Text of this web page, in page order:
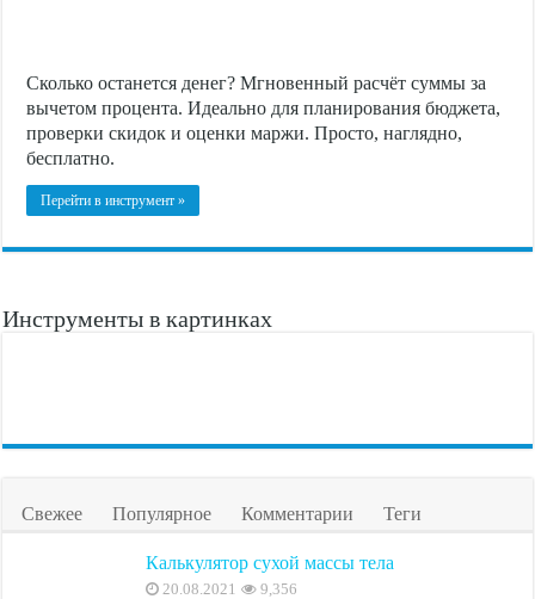
Сколько останется денег? Мгновенный расчёт суммы за
вычетом процента. Идеально для планирования бюджета,
проверки скидок и оценки маржи. Просто, наглядно,
бесплатно.
Перейти в инструмент »
Инструменты в картинках
Свежее Популярное Комментарии Теги
Калькулятор сухой массы тела
20.08.2021 9,356